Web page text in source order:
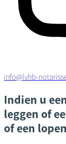
info@lvhb-
Indien u
leggen of
of een